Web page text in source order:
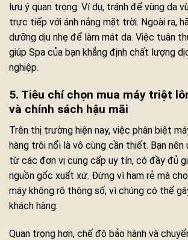
lưu ý quan trọng. Ví dụ, tránh để vùng da
trực tiếp với ánh nắng mặt trời. Ngoài ra,
dưỡng dịu nhẹ để làm mát da. Việc tuân
giúp Spa của bạn khẳng định chất lượng
nghiệp.
5. Tiêu chí chọn mua máy triệt
và chính sách hậu mãi
Trên thị trường hiện nay, việc phân biệt
hàng trôi nổi là vô cùng cần thiết. Bạn nên
từ các đơn vị cung cấp uy tín, có đầy đủ
nguồn gốc xuất xứ. Đừng vì ham rẻ mà
máy không rõ thông số, vì chúng có thể
khách hàng.
Quan trọng hơn, chế độ bảo hành và